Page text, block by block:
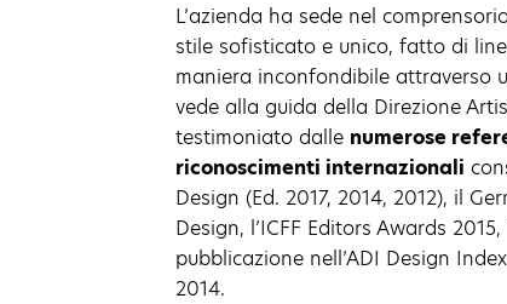
L’azienda ha sede nel
stile sofisticato e unico, fatto di
maniera inconfondibile attraverso
vede alla guida della Direzione
testimoniato dalle numerose
riconoscimenti internazionali
Design (Ed. 2017, 2014, 2012), il
Design, l’ICFF Editors Awards
pubblicazione nell’ADI Design
2014.